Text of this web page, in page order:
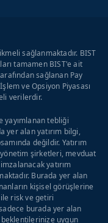
sağlanmaktadır. BIST
tamamen BIST'e ait
sağlanan Pay
ve Opsiyon Piyasası
verilerdir.
yayımlanan tebliği
yer alan yatırım bilgi,
değildir. Yatırım
yönetim şirketleri, mevduat
yatırım
Burada yer alan
kişisel görüşlerine
risk ve getiri
burada yer alan
beklentilerinize uygun